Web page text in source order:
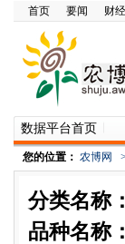
首页 要闻 财经
数据平台首页
您的位置： 农博网 >
分类名称：
品种名称：